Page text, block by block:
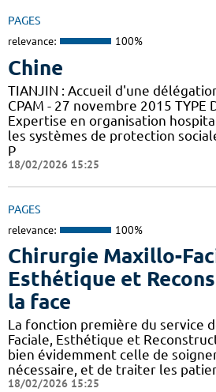
PAGES
relevance: 100%
Chine
TIANJIN : Accueil d'une
CPAM - 27 novembre 2015 TYPE
Expertise en organisation
les systèmes de protection
P
18/02/2026 15:25
PAGES
relevance: 100%
Chirurgie Maxillo-
Esthétique et
la face
La fonction première du service
Faciale, Esthétique et
bien évidemment celle de
nécessaire, et de traiter les
18/02/2026 15:25